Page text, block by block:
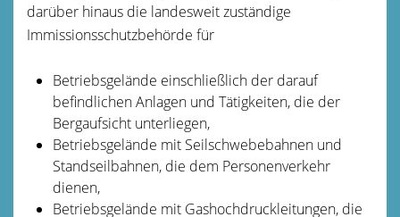
darüber hinaus die landesweit zuständige
Immissionsschutzbehörde für
Betriebsgelände einschließlich der darauf
befindlichen Anlagen und Tätigkeiten, die der
Bergaufsicht unterliegen,
Betriebsgelände mit Seilschwebebahnen und
Standseilbahnen, die dem Personenverkehr
dienen,
Betriebsgelände mit Gashochdruckleitungen, die